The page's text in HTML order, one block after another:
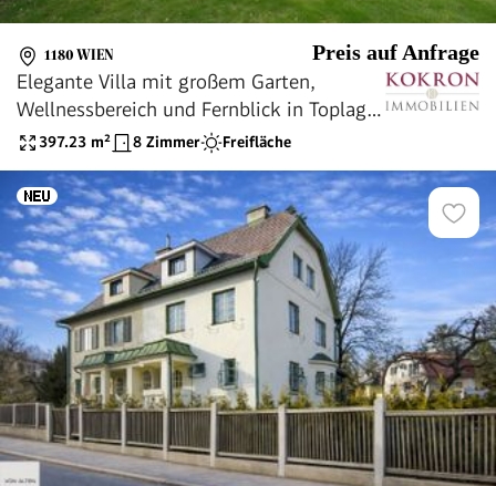
1180 WIEN Preis auf Anfrage
Elegante Villa mit großem Garten,
Wellnessbereich und Fernblick in Toplage
von Währing
397.23 m² 8 Zimmer Freifläche